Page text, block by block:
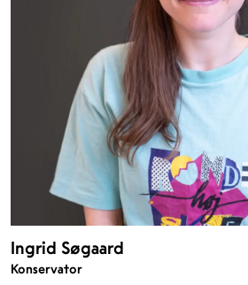
Ingrid Søgaard
Konservator